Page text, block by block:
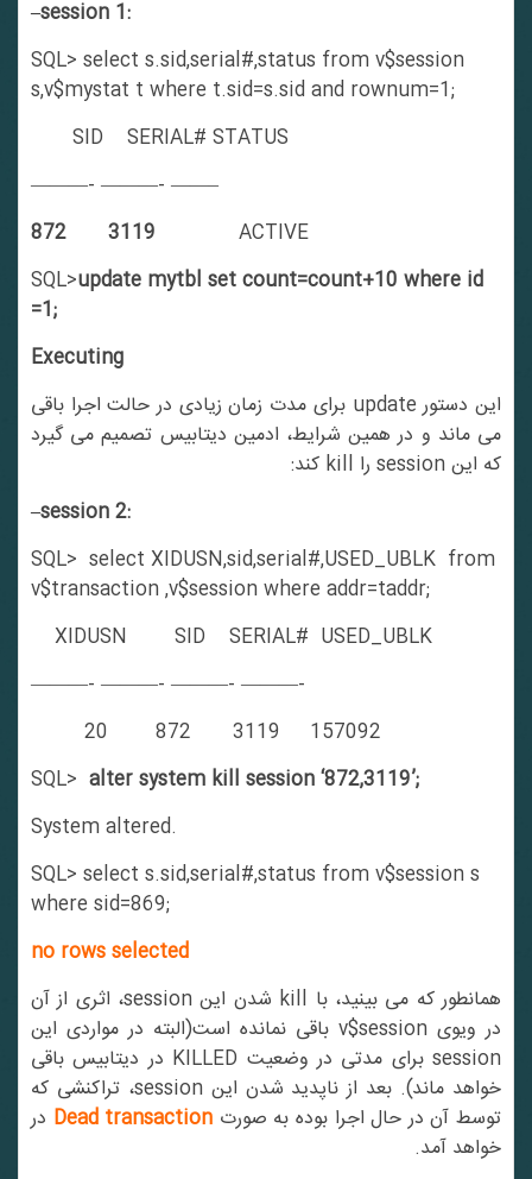
–session 1:
SQL> select s.sid,serial#,status from v$session
s,v$mystat t where t.sid=s.sid and rownum=1;
SID SERIAL# STATUS
———- ———- ——–
872 3119
ACTIVE
SQL>update mytbl set count=count+10 where id
Executing
این دستور update برای مدت زمان زیادی در حالت اجرا باقی
می ماند و در همین شرایط، ادمین دیتابیس تصمیم می گیرد
که این session را kill کند:
–session 2:
SQL> select XIDUSN,sid,serial#,USED_UBLK from
v$transaction ,v$session where addr=taddr;
XIDUSN SID SERIAL# USED_UBLK
———- ———- ———- ———-
20 872 3119 157092
SQL>alter system kill session ‘872,3119’;
System altered.
SQL> select s.sid,serial#,status from v$session s
where sid=869;
no rows selected
همانطور که می بینید، با kill شدن این session، اثری از آن
در ویوی v$session باقی نمانده است(البته در مواردی این
session برای مدتی در وضعیت KILLED در دیتابیس باقی
خواهد ماند). بعد از ناپدید شدن این session، تراکنشی که
توسط آن در حال اجرا بوده به صورتDead transactionدر
خواهد آمد.